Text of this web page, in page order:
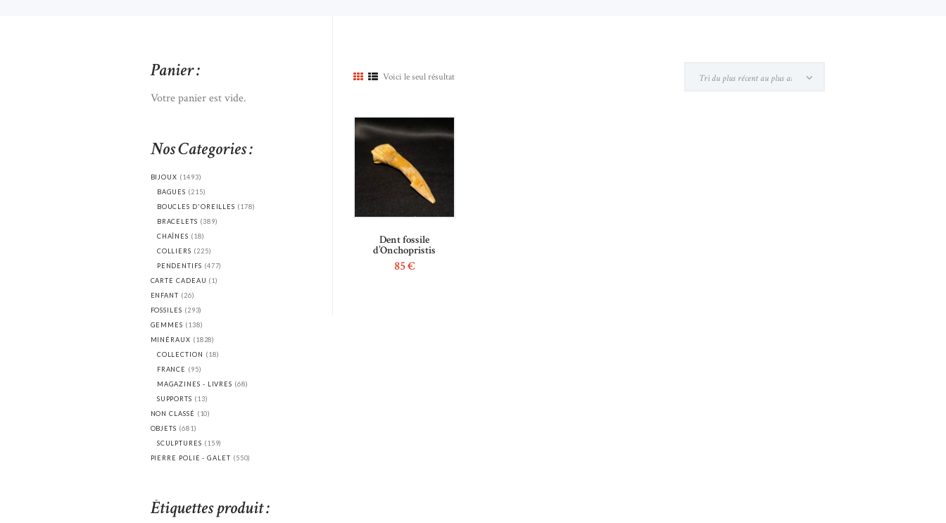
Voici le seul résultat
Dent fossile
d’Onchopristis
85€
Panier :
Votre panier est vide.
Nos Categories :
BIJOUX (1493)
BAGUES (215)
BOUCLES D'OREILLES (178)
BRACELETS (389)
CHAÎNES (18)
COLLIERS (225)
PENDENTIFS (477)
CARTE CADEAU (1)
ENFANT (26)
FOSSILES (293)
GEMMES (138)
MINÉRAUX (1828)
COLLECTION (18)
FRANCE (95)
MAGAZINES - LIVRES (68)
SUPPORTS (13)
NON CLASSÉ (10)
OBJETS (681)
SCULPTURES (159)
PIERRE POLIE - GALET (550)
Étiquettes produit :